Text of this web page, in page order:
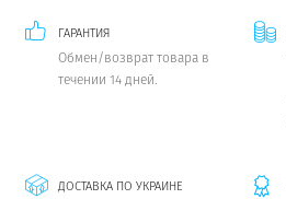
ГАРАНТИЯ
Обмен/возврат товара в
течении 14 дней.
ДОСТАВКА ПО УКРАИНЕ